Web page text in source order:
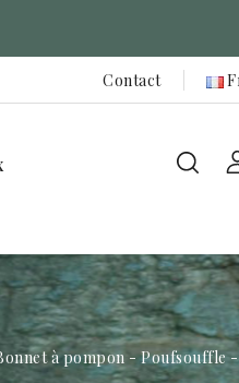
Contact
à pompon - Poufsouffle